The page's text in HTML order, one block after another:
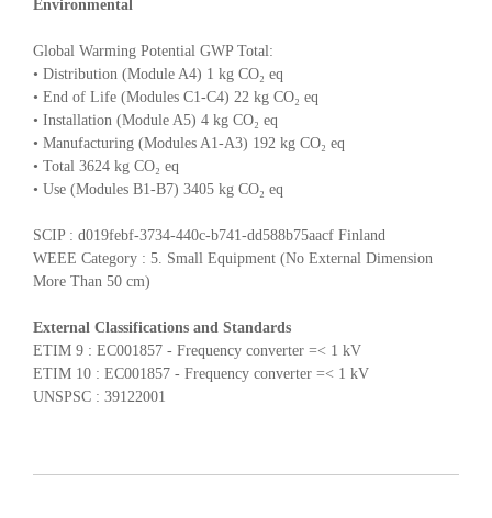
Environmental
Global Warming Potential GWP Total:
• Distribution (Module A4) 1 kg CO₂ eq
• End of Life (Modules C1-C4) 22 kg CO₂ eq
• Installation (Module A5) 4 kg CO₂ eq
• Manufacturing (Modules A1-A3) 192 kg CO₂ eq
• Total 3624 kg CO₂ eq
• Use (Modules B1-B7) 3405 kg CO₂ eq
SCIP : d019febf-3734-440c-b741-dd588b75aacf Finland
WEEE Category : 5. Small Equipment (No External Dimension
More Than 50 cm)
External Classifications and Standards
ETIM 9 : EC001857 - Frequency converter =< 1 kV
ETIM 10 : EC001857 - Frequency converter =< 1 kV
UNSPSC : 39122001